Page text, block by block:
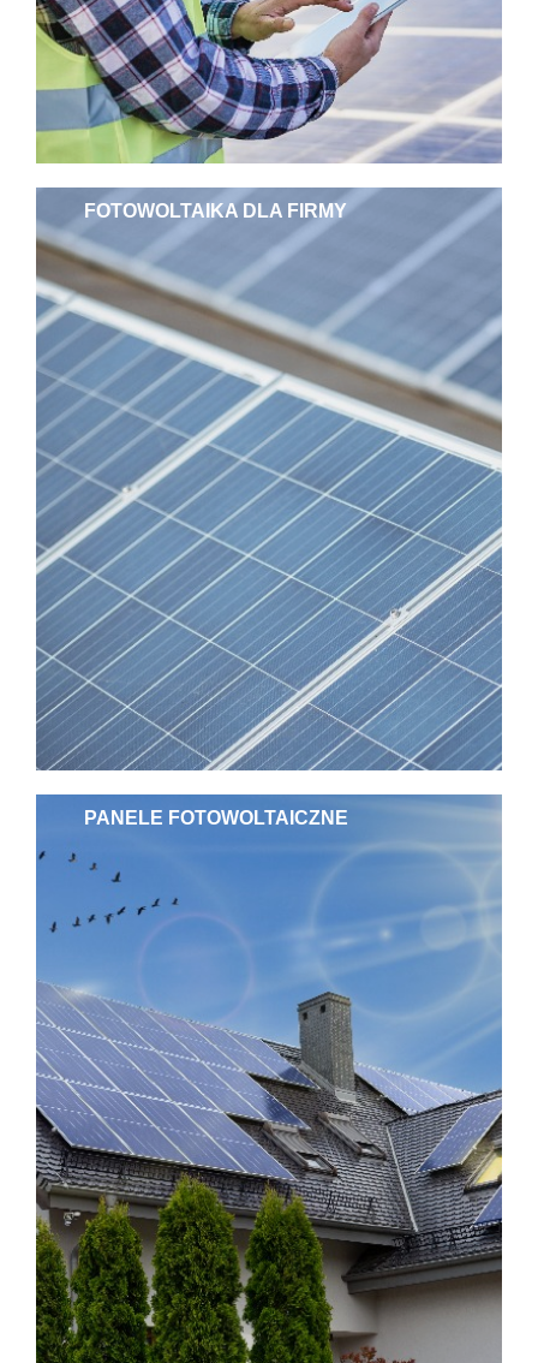
FOTOWOLTAIKA DLA FIRMY
PANELE FOTOWOLTAICZNE